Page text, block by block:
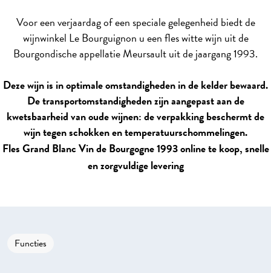
Voor een verjaardag of een speciale gelegenheid biedt de
wijnwinkel Le Bourguignon u een fles witte wijn uit de
Bourgondische appellatie Meursault uit de jaargang 1993.
Deze wijn is in optimale omstandigheden in de kelder bewaard.
De transportomstandigheden zijn aangepast aan de
kwetsbaarheid van oude wijnen: de verpakking beschermt de
wijn tegen schokken en temperatuurschommelingen.
Fles Grand Blanc Vin de Bourgogne 1993 online te koop, snelle
en zorgvuldige levering
Functies